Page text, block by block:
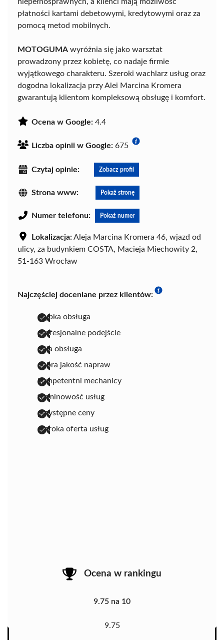
niepełnosprawnych, a klienci mają możliwość
płatności kartami debetowymi, kredytowymi oraz za
pomocą metod mobilnych.
MOTOGUMA wyróżnia się jako warsztat
prowadzony przez kobietę, co nadaje firmie
wyjątkowego charakteru. Szeroki wachlarz usług oraz
dogodna lokalizacja przy Alei Marcina Kromera
gwarantują klientom kompleksową obsługę i komfort.
Ocena w Google: 4.4
Liczba opinii w Google: 675
Czytaj opinie: Zobacz profil
Strona www: Pokaż stronę
Numer telefonu: Pokaż numer
Lokalizacja:Aleja Marcina Kromera 46, wjazd od
ulicy, za budynkiem COSTA, Macieja Miechowity 2,
51-163 Wrocław
Najczęściej doceniane przez klientów:
szybka obsługa
profesjonalne podejście
miła obsługa
dobra jakość napraw
kompetentni mechanicy
terminowość usług
przystępne ceny
szeroka oferta usług
Ocena w rankingu
9.75 na 10
9.75